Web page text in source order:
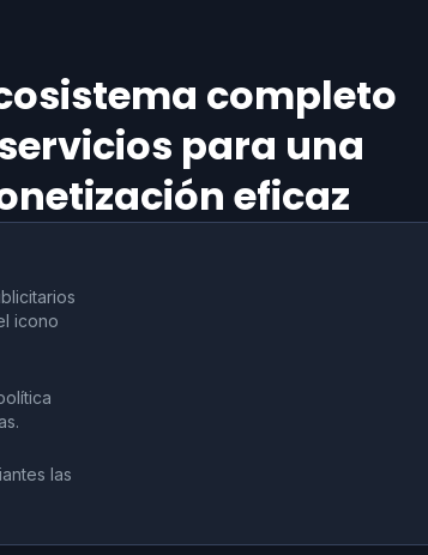
completo
para una
eficaz
icono
las